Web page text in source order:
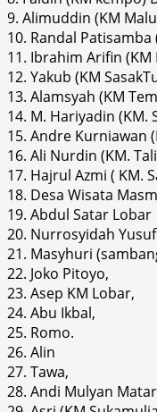
9. Alimuddin (KM
10. Randal
11. Ibrahim Arifin (KM
12. Yakub (KM
13. Alamsyah (KM
14. M. Hariyadin (KM.
15. Andre Kurniawan
16. Ali Nurdin (KM.
17. Hajrul Azmi ( KM.
18. Desa Wisata
19. Abdul Satar Lobar
20. Nurrosyidah Yusuf
21. Masyhuri
22. Joko Pitoyo,
23. Asep KM Lobar,
24. Abu Ikbal,
25. Romo.
26. Alin
27. Tawa,
28. Andi Mulyan